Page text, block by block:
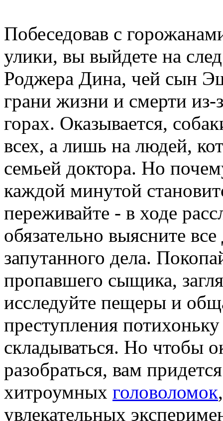
Побеседовав с
улики, вы выйдете на
Роджера Дина, чей сын
грани жизни и смерти из-
горах. Оказывается,
всех, а лишь на людей,
семьей доктора. Но
каждой минутой
переживайте - в ходе
обязательно выясните все
запутанного дела.
пропавшего сыщика,
исследуйте пещеры и
преступления
складываться. Но чтобы
разобраться, вам
хитроумных головоломок
увлекательных